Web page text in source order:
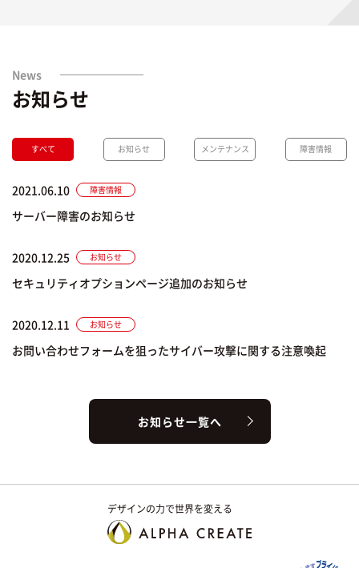
News
お知らせ
すべて お知らせ メンテナンス 障害情報
2021.06.10 障害情報
サーバー障害のお知らせ
2020.12.25 お知らせ
セキュリティオプションページ追加のお知らせ
2020.12.11 お知らせ
お問い合わせフォームを狙ったサイバー攻撃に関する注意喚起
お知らせ一覧へ
デザインの力で世界を変える